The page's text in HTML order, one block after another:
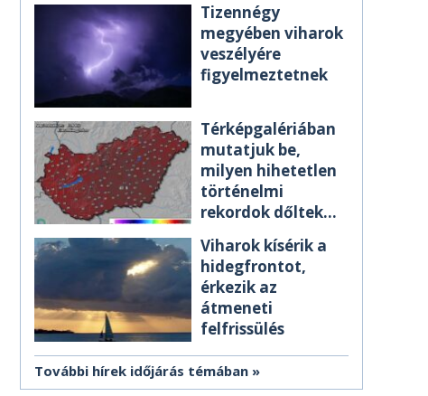
Tizennégy
megyében viharok
veszélyére
figyelmeztetnek
Térképgalériában
mutatjuk be,
milyen hihetetlen
történelmi
rekordok dőltek
Viharok kísérik a
hidegfrontot,
érkezik az
átmeneti
felfrissülés
További hírek időjárás témában